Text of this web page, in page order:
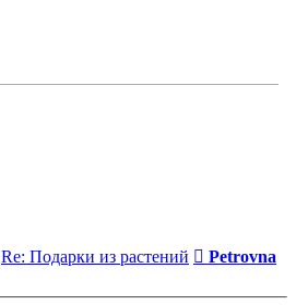
Re: Подарки из растений Сообщение
Petrovna